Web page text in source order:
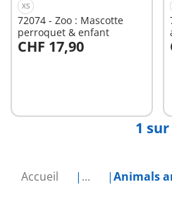
Accueil ... Animals
XS
72074 - Zoo : Mascotte
perroquet & enfant
CHF 17,90
Au panier
1 sur